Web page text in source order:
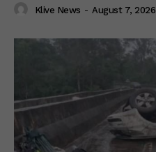
Klive News - August 7, 2026